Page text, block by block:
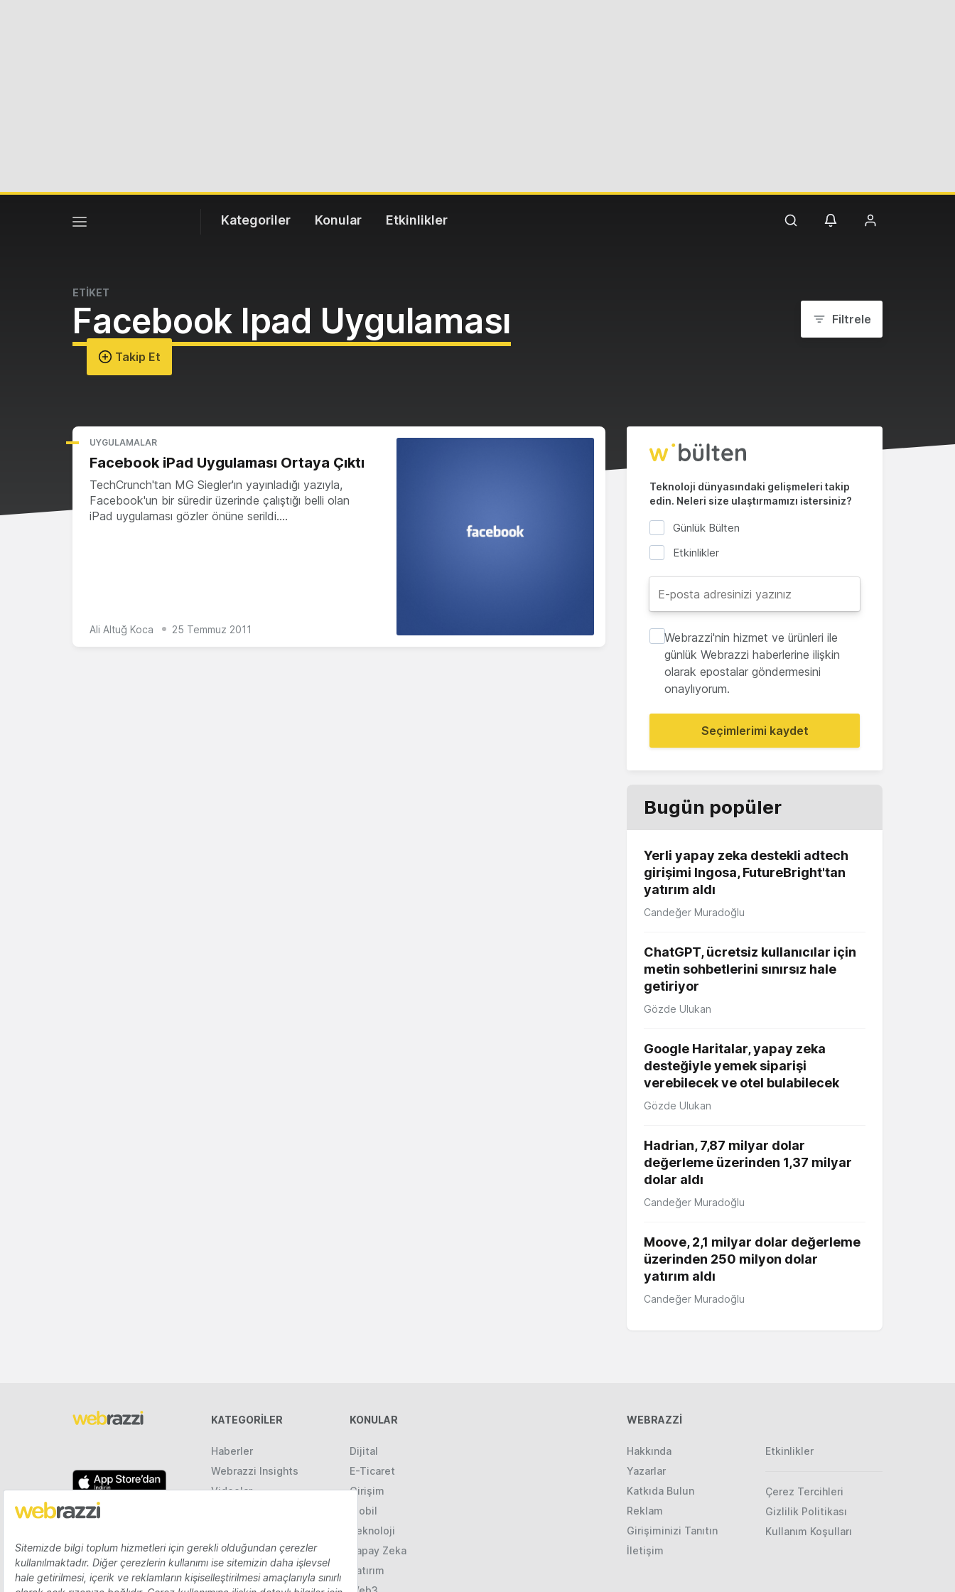
Kategoriler Konular Etkinlikler
ETİKET
Facebook Ipad Uygulaması
Takip Et
Filtrele
UYGULAMALAR
Facebook iPad Uygulaması Ortaya Çıktı
TechCrunch'tan MG Siegler'ın yayınladığı yazıyla,
Facebook'un bir süredir üzerinde çalıştığı belli olan
iPad uygulaması gözler önüne serildi.…
Ali Altuğ Koca 25 Temmuz 2011
Teknoloji dünyasındaki gelişmeleri takip
edin. Neleri size ulaştırmamızı istersiniz?
Günlük Bülten
Etkinlikler
Webrazzi'nin hizmet ve ürünleri ile
günlük Webrazzi haberlerine ilişkin
olarak epostalar göndermesini
onaylıyorum.
Seçimlerimi kaydet
Bugün popüler
Yerli yapay zeka destekli adtech
girişimi Ingosa, FutureBright'tan
yatırım aldı
Candeğer Muradoğlu
ChatGPT, ücretsiz kullanıcılar için
metin sohbetlerini sınırsız hale
getiriyor
Gözde Ulukan
Google Haritalar, yapay zeka
desteğiyle yemek siparişi
verebilecek ve otel bulabilecek
Gözde Ulukan
Hadrian, 7,87 milyar dolar
değerleme üzerinden 1,37 milyar
dolar aldı
Candeğer Muradoğlu
Moove, 2,1 milyar dolar değerleme
üzerinden 250 milyon dolar
yatırım aldı
Candeğer Muradoğlu
KATEGORILER
Haberler
Webrazzi Insights
Videolar
KONULAR
Dijital
E-Ticaret
Girişim
Mobil
Teknoloji
Yapay Zeka
Yatırım
WEBRAZZİ
Hakkında
Yazarlar
Katkıda Bulun
Reklam
Girişiminizi Tanıtın
İletişim
Etkinlikler
Çerez Tercihleri
Gizlilik Politikası
Kullanım Koşulları